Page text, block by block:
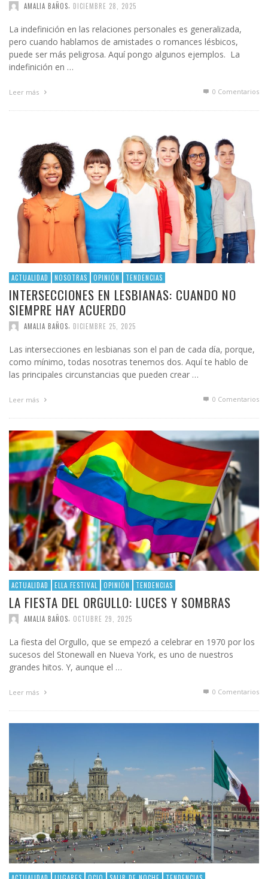
AMALIA BAÑOS DICIEMBRE 28, 2025
La indefinición en las relaciones personales es generalizada,
pero cuando hablamos de amistades o romances lésbicos,
puede ser más peligrosa. Aquí pongo algunos ejemplos. La
indefinición en …
Leer más 0 Comentarios
ACTUALIDAD NOSOTRAS OPINIÓN TENDENCIAS
INTERSECCIONES EN LESBIANAS: CUANDO NO
SIEMPRE HAY ACUERDO
AMALIA BAÑOS DICIEMBRE 25, 2025
Las intersecciones en lesbianas son el pan de cada día, porque,
como mínimo, todas nosotras tenemos dos. Aquí te hablo de
las principales circunstancias que pueden crear …
Leer más 0 Comentarios
ACTUALIDAD ELLA FESTIVAL OPINIÓN TENDENCIAS
LA FIESTA DEL ORGULLO: LUCES Y SOMBRAS
AMALIA BAÑOS OCTUBRE 29, 2025
La fiesta del Orgullo, que se empezó a celebrar en 1970 por los
sucesos del Stonewall en Nueva York, es uno de nuestros
grandes hitos. Y, aunque el …
Leer más 0 Comentarios